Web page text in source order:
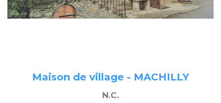
Maison de village - MACHILLY
N.C.